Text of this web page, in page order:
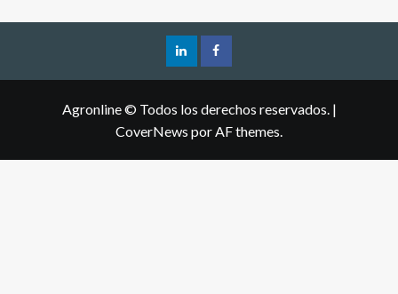
Agronline © Todos los derechos reservados. |
CoverNews por AF themes.